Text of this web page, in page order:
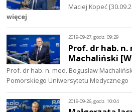
Maciej Kopeć
więcej
2019-09-27, godz. 09:29
Prof. dr hab. n.
Machaliński
Prof. dr hab. n. med. Bogusław
Pomorskiego Uniwersytetu Medycznego
2019-09-26, godz. 10:04